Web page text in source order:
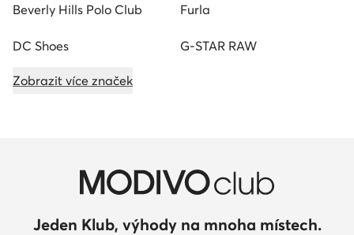
Beverly Hills Polo Club Furla
DC Shoes G-STAR RAW
Zobrazit více značek
Jeden Klub, výhody na mnoha místech.